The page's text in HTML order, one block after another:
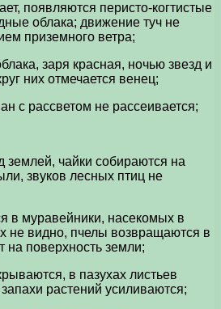
появляются перисто-когтистые
облака; движение туч не
приземного ветра;
заря красная, ночью звезд и
них отмечается венец;
с рассветом не рассеивается;
землей, чайки собираются на
звуков лесных птиц не
в муравейники, насекомых в
не видно, пчелы возвращаются в
на поверхность земли;
в пазухах листьев
растений усиливаются;